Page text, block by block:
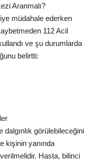
Aranmalı?
müdahale ederken
112 Acil
ve şu durumlarda
belirtti:
görülebileceğini
kişinin yanında
Hasta, bilinci